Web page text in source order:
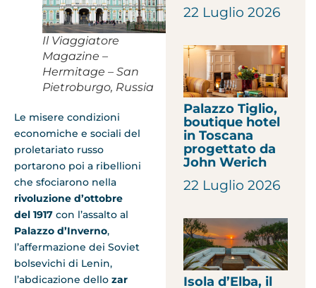
Il Viaggiatore
Magazine –
Hermitage – San
Pietroburgo, Russia
Le misere condizioni
economiche e sociali del
proletariato russo
portarono poi a ribellioni
che sfociarono nella
rivoluzione d’ottobre
del 1917 con l’assalto al
Palazzo d’Inverno,
l’affermazione dei Soviet
bolsevichi di Lenin,
l’abdicazione dello zar
22 Luglio 2026
Palazzo Tiglio,
boutique hotel
in Toscana
progettato da
John Werich
22 Luglio 2026
Isola d’Elba, il